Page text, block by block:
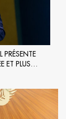
ET PLUS